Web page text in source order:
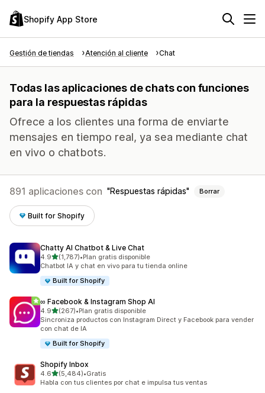
Shopify App Store
Gestión de tiendas Atención al cliente Chat
Todas las aplicaciones de chats con funciones
para la respuestas rápidas
Ofrece a los clientes una forma de enviarte
mensajes en tiempo real, ya sea mediante chat
en vivo o chatbots.
891 aplicaciones con Respuestas rápidas Borrar
Built for Shopify
Chatty AI Chatbot & Live Chat
4.9de 5 estrellas
(1,787)
1787 reseñas en total
•Plan gratis disponible
Chatbot IA y chat en vivo para tu tienda online
Built for Shopify
∞ Facebook & Instagram Shop AI
4.9de 5 estrellas
(267)
267 reseñas en total
•Plan gratis disponible
Sincroniza productos con Instagram Direct y Facebook para vender
con chat de IA
Built for Shopify
Shopify Inbox
4.6de 5 estrellas
(5,484)
5484 reseñas en total
•Gratis
Habla con tus clientes por chat e impulsa tus ventas